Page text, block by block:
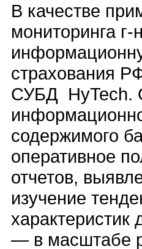
В качестве
мониторинга
страхования
СУБД HyTech.
содержимого
оперативное
отчетов,
изучение
— в масштабе